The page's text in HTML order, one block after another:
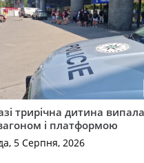
трирічна дитина випала
і платформою
5 Серпня, 2026